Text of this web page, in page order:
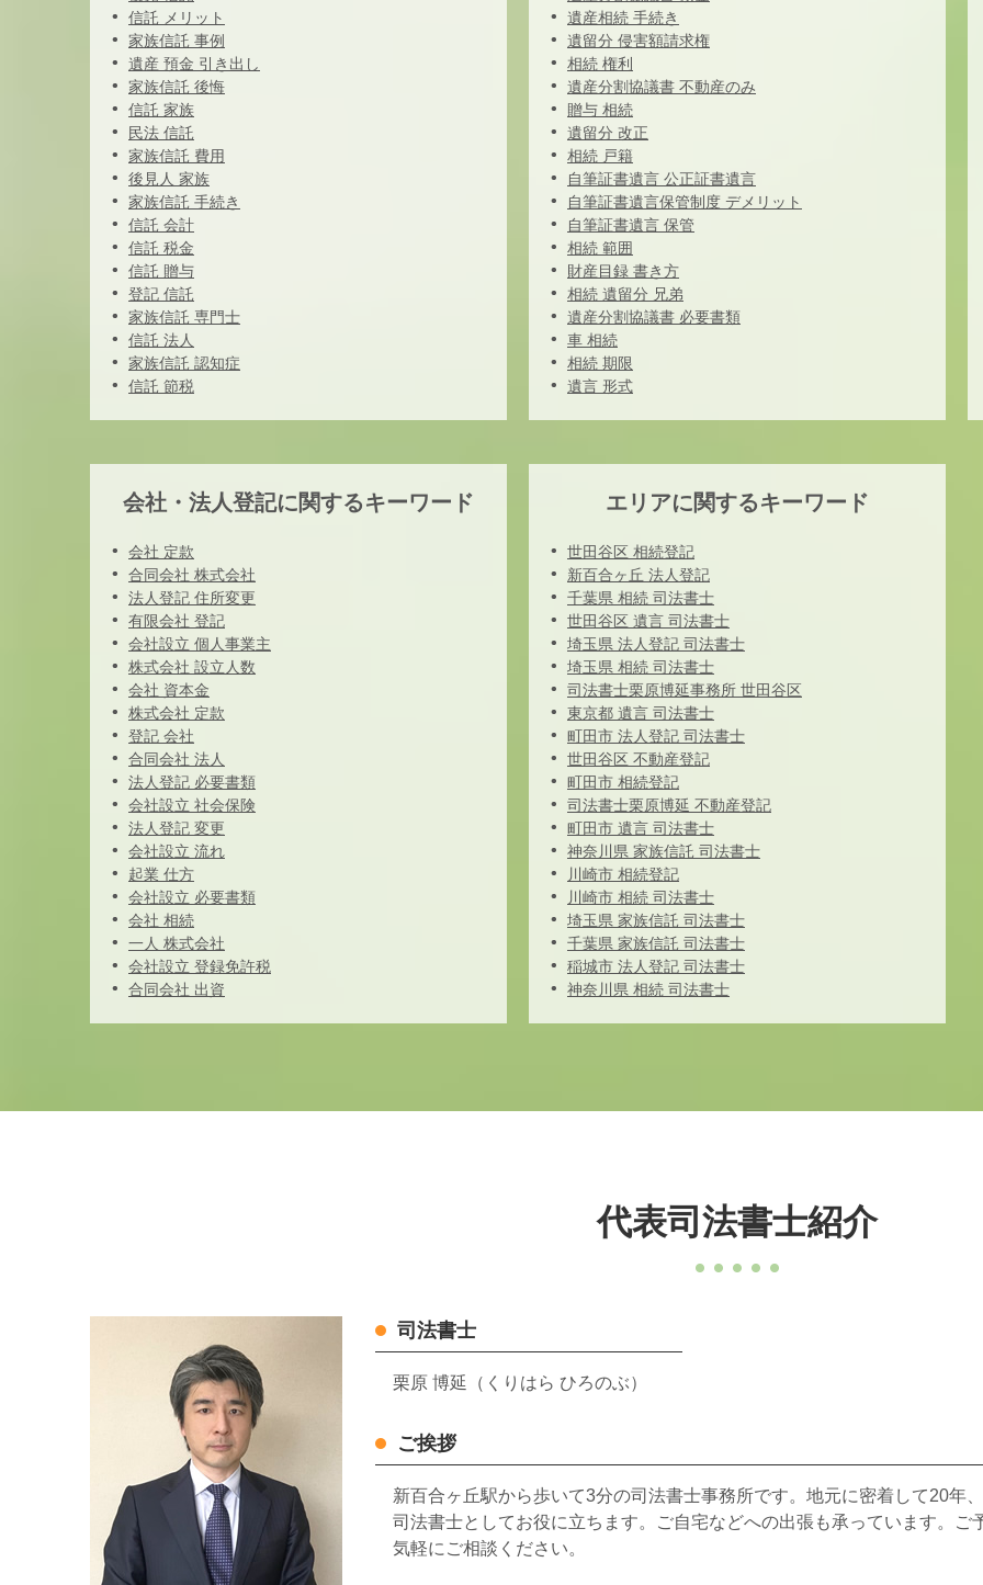
信託 メリット
家族信託 事例
遺産 預金 引き出し
家族信託 後悔
信託 家族
民法 信託
家族信託 費用
後見人 家族
家族信託 手続き
信託 会計
信託 税金
信託 贈与
登記 信託
家族信託 専門士
信託 法人
家族信託 認知症
信託 節税
遺産相続 手続き
遺留分 侵害額請求権
相続 権利
遺産分割協議書 不動産のみ
贈与 相続
遺留分 改正
相続 戸籍
自筆証書遺言 公正証書遺言
自筆証書遺言保管制度 デメリット
自筆証書遺言 保管
相続 範囲
財産目録 書き方
相続 遺留分 兄弟
遺産分割協議書 必要書類
車 相続
相続 期限
遺言 形式
会社・法人登記に関するキーワード
会社 定款
合同会社 株式会社
法人登記 住所変更
有限会社 登記
会社設立 個人事業主
株式会社 設立人数
会社 資本金
株式会社 定款
登記 会社
合同会社 法人
法人登記 必要書類
会社設立 社会保険
法人登記 変更
会社設立 流れ
起業 仕方
会社設立 必要書類
会社 相続
一人 株式会社
会社設立 登録免許税
合同会社 出資
エリアに関するキーワード
世田谷区 相続登記
新百合ヶ丘 法人登記
千葉県 相続 司法書士
世田谷区 遺言 司法書士
埼玉県 法人登記 司法書士
埼玉県 相続 司法書士
司法書士栗原博延事務所 世田谷区
東京都 遺言 司法書士
町田市 法人登記 司法書士
世田谷区 不動産登記
町田市 相続登記
司法書士栗原博延 不動産登記
町田市 遺言 司法書士
神奈川県 家族信託 司法書士
川崎市 相続登記
川崎市 相続 司法書士
埼玉県 家族信託 司法書士
千葉県 家族信託 司法書士
稲城市 法人登記 司法書士
神奈川県 相続 司法書士
代表司法書士紹介
司法書士
栗原 博延（くりはら ひろのぶ）
ご挨拶
新百合ヶ丘駅から歩いて3分の司法書士事務所です。地元に密着して20年
司法書士としてお役に立ちます。ご自宅などへの出張も承っています。
気軽にご相談ください。